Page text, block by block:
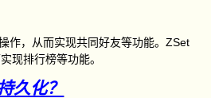
作，从而实现共同好友等功能。ZSet
现排行榜等功能。
久化？